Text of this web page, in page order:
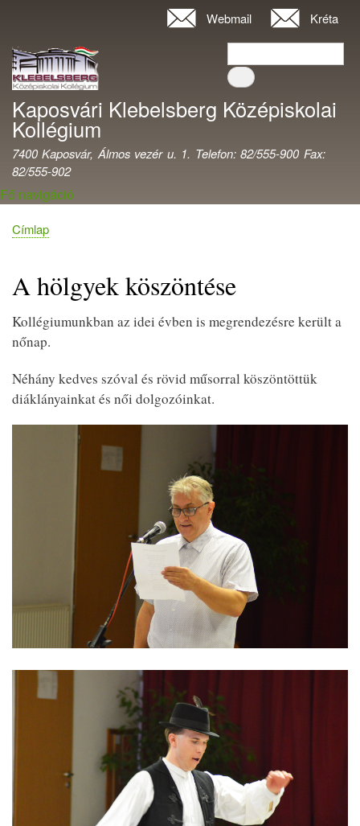
Ugrás
a
fiók
menüje
Webmail Kréta
Keresés
Kaposvári Klebelsberg Középiskolai
Kollégium
7400 Kaposvár, Álmos vezér u. 1. Telefon: 82/555-900 Fax:
82/555-902
Fő navigáció
Morzsa
Címlap
A hölgyek köszöntése
Kollégiumunkban az idei évben is megrendezésre került a
nőnap.
Néhány kedves szóval és rövid műsorral köszöntöttük
diáklányainkat és női dolgozóinkat.